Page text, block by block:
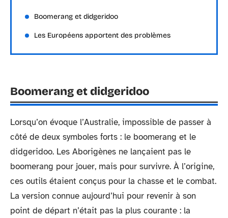
Boomerang et didgeridoo
Les Européens apportent des problèmes
Boomerang et didgeridoo
Lorsqu’on évoque l’Australie, impossible de passer à
côté de deux symboles forts : le boomerang et le
didgeridoo. Les Aborigènes ne lançaient pas le
boomerang pour jouer, mais pour survivre. À l’origine,
ces outils étaient conçus pour la chasse et le combat.
La version connue aujourd’hui pour revenir à son
point de départ n’était pas la plus courante : la